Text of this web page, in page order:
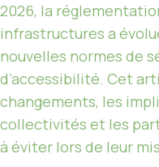
2026, la
infrastructures a
nouvelles normes de
d’accessibilité. Cet
changements, les
collectivités et les
à éviter lors de leur